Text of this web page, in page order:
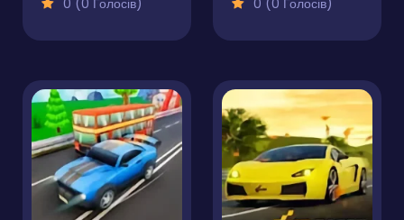
0 (0 Голосів) 0 (0 Голосів)